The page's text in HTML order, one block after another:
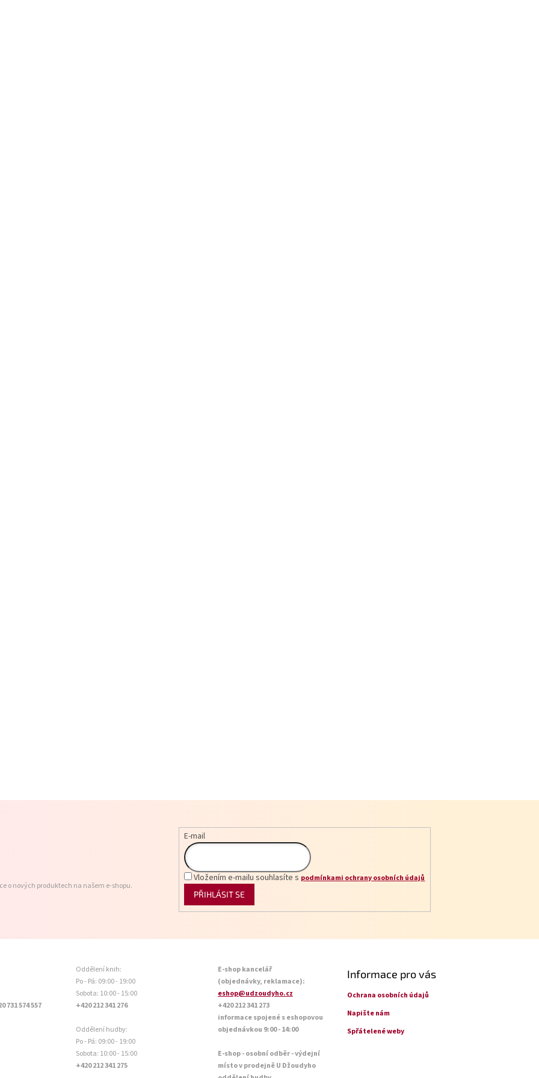
o nových produktech na našem e-shopu.
E-mail
Vložením e-mailu souhlasíte s podmínkami ochrany osobních údajů
PŘIHLÁSIT SE
731 574 557
Oddělení knih:
Po - Pá: 09:00 - 19:00
Sobota: 10:00 - 15:00
+420 212 341 276
Oddělení hudby:
Po - Pá: 09:00 - 19:00
Sobota: 10:00 - 15:00
+420 212 341 275
E-shop kancelář
(objednávky, reklamace):
eshop@udzoudyho.cz
+420 212 341 273
informace spojené s eshopovou
objednávkou 9:00 - 14:00
E-shop - osobní odběr - výdejní
místo v prodejně U Džoudyho
Informace pro vás
Ochrana osobních údajů
Napište nám
Spřátelené weby